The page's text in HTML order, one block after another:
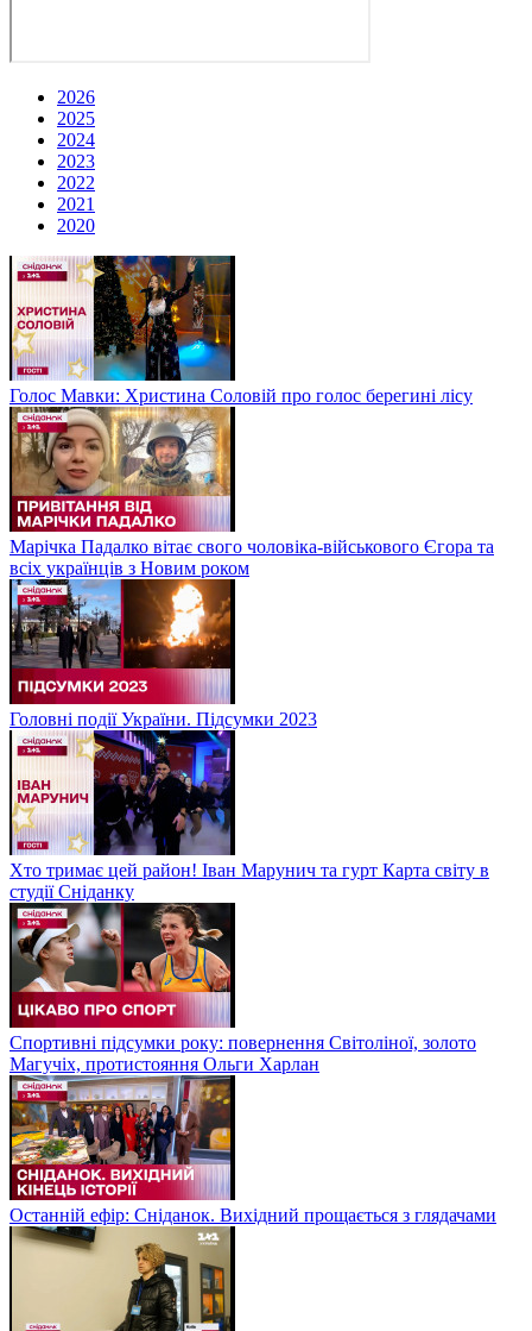
2026
2025
2024
2023
2022
2021
2020
Голос Мавки: Христина Соловій про голос берегині лісу
Марічка Падалко вітає свого чоловіка-військового Єгора та
всіх українців з Новим роком
Головні події України. Підсумки 2023
Хто тримає цей район! Іван Марунич та гурт Карта світу в
студії Сніданку
Спортивні підсумки року: повернення Світоліної, золото
Магучіх, протистояння Ольги Харлан
Останній ефір: Сніданок. Вихідний прощається з глядачами